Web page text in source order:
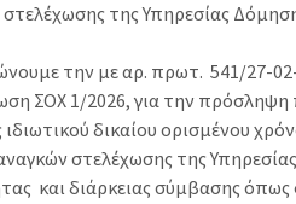
της Υπηρεσίας
την με αρ. πρωτ. 541/27-
ΣΟΧ 1/2026, για την
ιδιωτικού δικαίου ορισμένου
στελέχωσης της
και διάρκειας σύμβασης